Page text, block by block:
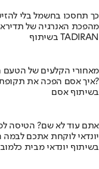
כך תחסכו בחשמל בלי
מהפכת האנרגיה של
בשיתוף TADIRAN
מאחורי הקלעים של הטעם
איך אסם הפכה את תקופת הצנע והמחסור הקשה של שנות ה-40 למותג לאומי?
בשיתוף אסם
אתם עוד לא שם? הטיסה
יונדאי לוקחת אתכם לבמה
בשיתוף יונדאי מבית